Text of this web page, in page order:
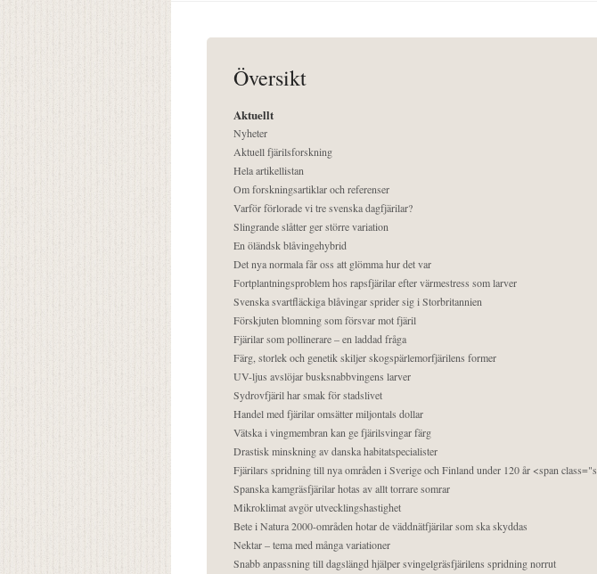
Översikt
Aktuellt
Nyheter
Aktuell fjärilsforskning
Hela artikellistan
Om forskningsartiklar och referenser
Varför förlorade vi tre svenska dagfjärilar?
Slingrande slåtter ger större variation
En öländsk blåvingehybrid
Det nya normala får oss att glömma hur det var
Fortplantningsproblem hos rapsfjärilar efter värmestress som larver
Svenska svartfläckiga blåvingar sprider sig i Storbritannien
Förskjuten blomning som försvar mot fjäril
Fjärilar som pollinerare – en laddad fråga
Färg, storlek och genetik skiljer skogspärlemorfjärilens former
UV-ljus avslöjar busksnabbvingens larver
Sydrovfjäril har smak för stadslivet
Handel med fjärilar omsätter miljontals dollar
Vätska i vingmembran kan ge fjärilsvingar färg
Drastisk minskning av danska habitatspecialister
Fjärilars spridning till nya områden i Sverige och Finland under 120 år <span
Spanska kamgräsfjärilar hotas av allt torrare somrar
Mikroklimat avgör utvecklingshastighet
Bete i Natura 2000-områden hotar de väddnätfjärilar som ska skyddas
Nektar – tema med många variationer
Snabb anpassning till dagslängd hjälper svingelgräsfjärilens spridning norrut